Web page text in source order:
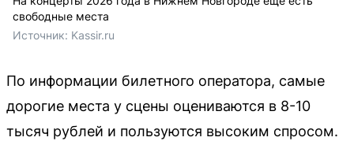
свободные места
Источник: Kassir.ru
По информации билетного оператора, самые
дорогие места у сцены оцениваются в 8-10
тысяч рублей и пользуются высоким спросом.